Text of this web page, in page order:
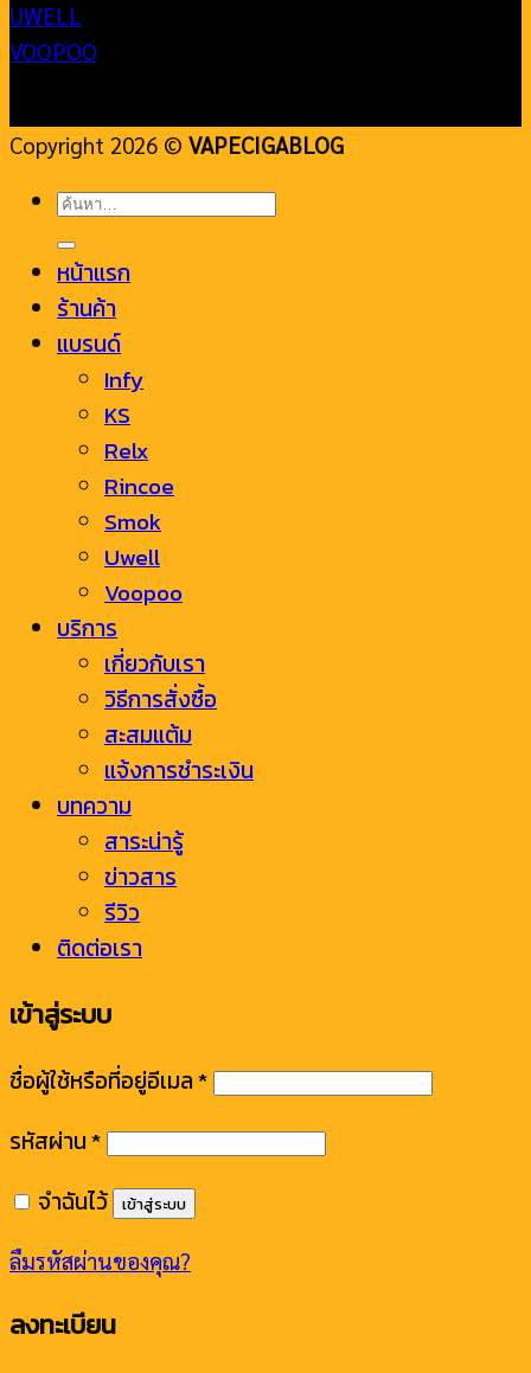
UWELL
VOOPOO
Copyright 2026 © VAPECIGABLOG
ค้นหา:
หน้าแรก
ร้านค้า
แบรนด์
Infy
KS
Relx
Rincoe
Smok
Uwell
Voopoo
บริการ
เกี่ยวกับเรา
วิธีการสั่งซื้อ
สะสมแต้ม
แจ้งการชำระเงิน
บทความ
สาระน่ารู้
ข่าวสาร
รีวิว
ติดต่อเรา
เข้าสู่ระบบ
ชื่อผู้ใช้หรือที่อยู่อีเมล*
รหัสผ่าน*
จำฉันไว้ เข้าสู่ระบบ
ลืมรหัสผ่านของคุณ?
ลงทะเบียน